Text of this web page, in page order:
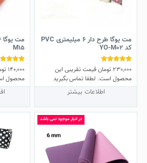
مت یوگا طرح دار 6 میلیمتری PVC
کد YO-M02
نمره
5.00
از 5
230,000 تومانقیمت تقریبی این
محصول است. لطفا تماس بگیرید
اطلاعات بیشتر
M15
نمره
4.00
از 5
140,000
محصول
در انبار موجود نمی باشد